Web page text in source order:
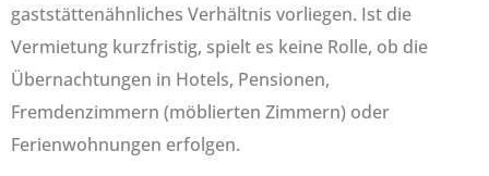
gaststättenähnliches Verhältnis vorliegen. Ist die
Vermietung kurzfristig, spielt es keine Rolle, ob die
Übernachtungen in Hotels, Pensionen,
Fremdenzimmern (möblierten Zimmern) oder
Ferienwohnungen erfolgen.